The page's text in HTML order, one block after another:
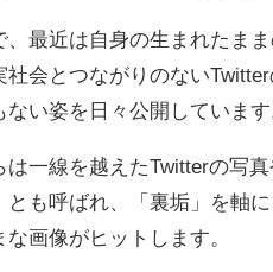
、最近は自身の生まれたま
社会とつながりのない
ない姿を日々公開しています
は一線を越えたTwitterの写
とも呼ばれ、「裏垢」を軸
な画像がヒットします。